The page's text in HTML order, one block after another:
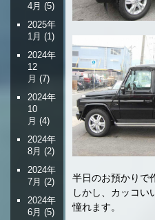
半日のお預かりで
しかし、カッコい
憧れます。
4月 (5)
2025年
1月 (1)
2024年
12
月 (7)
2024年
10
月 (4)
2024年
8月 (2)
2024年
7月 (2)
2024年
6月 (5)